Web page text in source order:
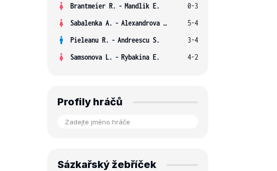
Brantmeier R. - Mandlik E.
0-3
Sabalenka A. - Alexandrova E.
5-4
Pieleanu R. - Andreescu S.
3-4
Samsonova L. - Rybakina E. 4-2
Profily hráčů
Sázkařský žebříček